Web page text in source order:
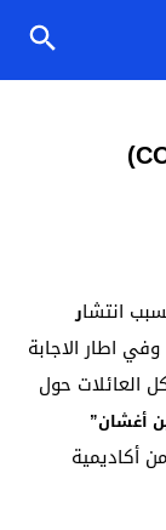
انتشار
وفي اطار الاجابة
العائلات حول
أغشان”
أكاديمية